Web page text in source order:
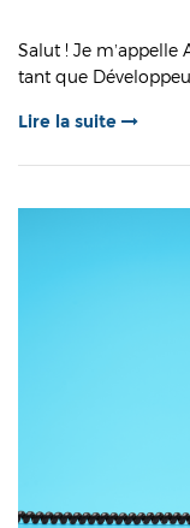
Salut ! Je m’appelle
tant que
Lire la suite